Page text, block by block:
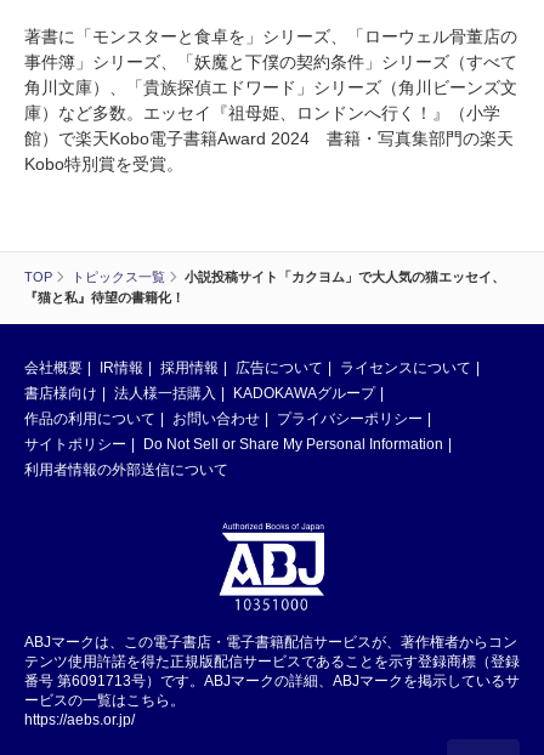
TOP トピックス一覧
小説投稿サイト「カクヨム」で大人気の猫エッセイ、
『猫と私』待望の書籍化！
著書に「モンスターと食卓を」シリーズ、「ローウェル骨董店の
事件簿」シリーズ、「妖魔と下僕の契約条件」シリーズ（すべて
角川文庫）、「貴族探偵エドワード」シリーズ（角川ビーンズ文
庫）など多数。エッセイ『祖母姫、ロンドンへ行く！』（小学
館）で楽天Kobo電子書籍Award 2024 書籍・写真集部門の楽天
Kobo特別賞を受賞。
会社概要 IR情報 採用情報 広告について
ライセンスについて
書店様向け
法人様一括購入
KADOKAWAグループ
作品の利用について
お問い合わせ
プライバシーポリシー
サイトポリシー
Do Not Sell or Share My Personal Information
利用者情報の外部送信について
ABJマークは、この電子書店・電子書籍配信サービスが、著作権者からコン
テンツ使用許諾を得た正規版配信サービスであることを示す登録商標（登録
番号 第6091713号）です。ABJマークの詳細、ABJマークを掲示しているサ
ービスの一覧はこちら。
https://aebs.or.jp/